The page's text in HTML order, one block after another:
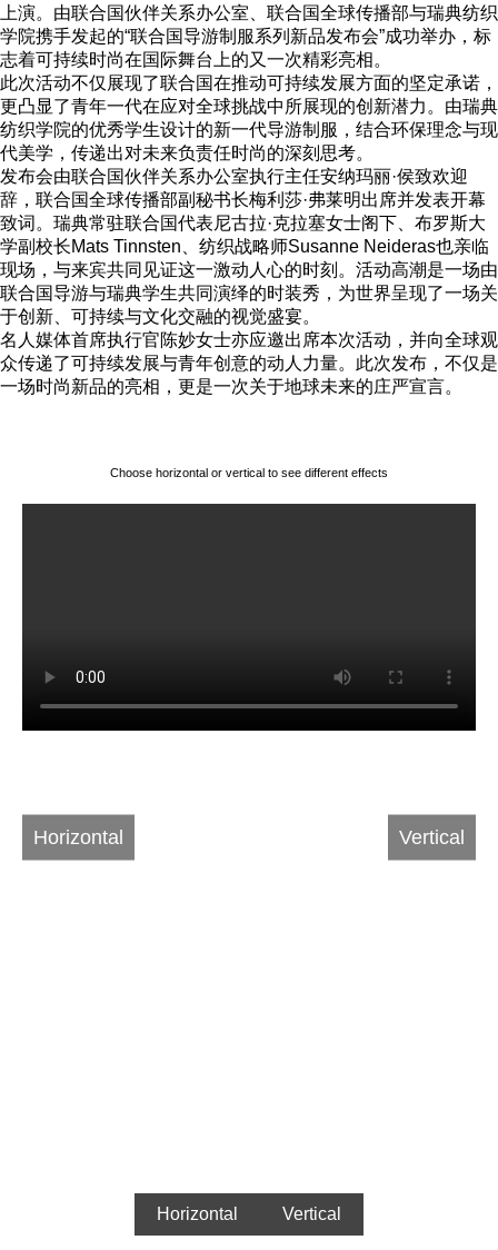
上演。由联合国伙伴关系办公室、联合国全球传播部与瑞典纺织
学院携手发起的“联合国导游制服系列新品发布会”成功举办，标
志着可持续时尚在国际舞台上的又一次精彩亮相。
此次活动不仅展现了联合国在推动可持续发展方面的坚定承诺，
更凸显了青年一代在应对全球挑战中所展现的创新潜力。由瑞典
纺织学院的优秀学生设计的新一代导游制服，结合环保理念与现
代美学，传递出对未来负责任时尚的深刻思考。
发布会由联合国伙伴关系办公室执行主任安纳玛丽·侯致欢迎
辞，联合国全球传播部副秘书长梅利莎·弗莱明出席并发表开幕
致词。瑞典常驻联合国代表尼古拉·克拉塞女士阁下、布罗斯大
学副校长Mats Tinnsten、纺织战略师Susanne Neideras也亲临
现场，与来宾共同见证这一激动人心的时刻。活动高潮是一场由
联合国导游与瑞典学生共同演绎的时装秀，为世界呈现了一场关
于创新、可持续与文化交融的视觉盛宴。
名人媒体首席执行官陈妙女士亦应邀出席本次活动，并向全球观
众传递了可持续发展与青年创意的动人力量。此次发布，不仅是
一场时尚新品的亮相，更是一次关于地球未来的庄严宣言。
Choose horizontal or vertical to see different effects
Horizontal Vertical
Horizontal Vertical